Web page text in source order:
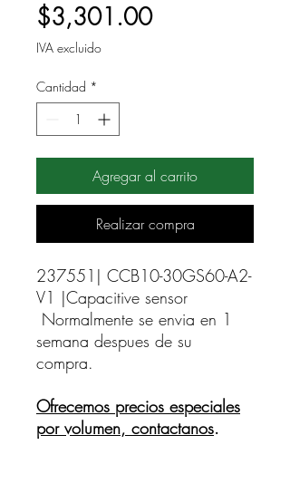
$3,301.00Precio
IVA excluido
Cantidad *
Agregar al carrito
Realizar compra
237551| CCB10-30GS60-A2-
V1 |Capacitive sensor
Normalmente se envia en 1
semana despues de su
compra.
Ofrecemos precios especiales
por volumen, contactanos.